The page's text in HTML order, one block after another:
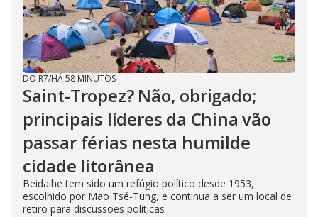
DO R7/HÁ 58 MINUTOS
Saint-Tropez? Não, obrigado;
principais líderes da China vão
passar férias nesta humilde
cidade litorânea
Beidaihe tem sido um refúgio político desde 1953,
escolhido por Mao Tsé-Tung, e continua a ser um local de
retiro para discussões políticas